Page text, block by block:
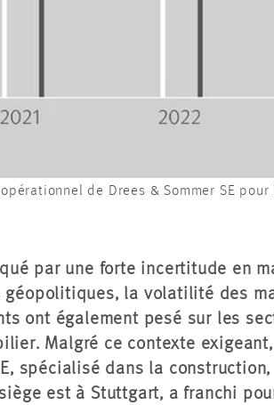
de Drees & Sommer SE
par une forte incertitude en
la volatilité des
ont également pesé sur les
Malgré ce contexte
spécialisé dans la
est à Stuttgart, a franchi